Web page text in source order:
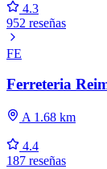
4.3
952 reseñas
FE
Ferreteria
A 1.68 km
4.4
187 reseñas